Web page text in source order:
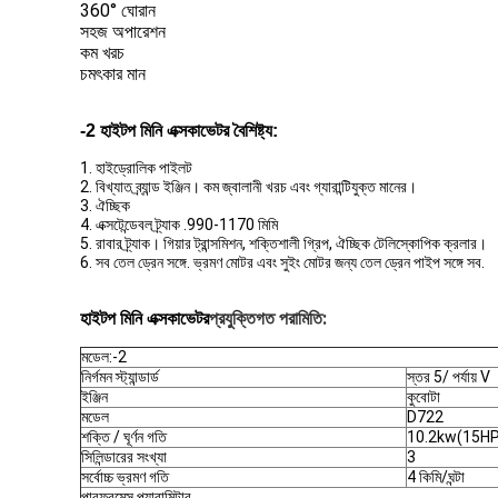
360° ঘোরান
সহজ অপারেশন
কম খরচ
চমৎকার মান
-2 হাইটপ মিনি এক্সকাভেটর বৈশিষ্ট্য:
1. হাইড্রোলিক পাইলট
2. বিখ্যাত ব্র্যান্ড ইঞ্জিন। কম জ্বালানী খরচ এবং গ্যারান্টিযুক্ত মানের।
3. ঐচ্ছিক
4. এক্সটেন্ডেবল ট্র্যাক .990-1170 মিমি
5. রাবার ট্র্যাক। গিয়ার ট্রান্সমিশন, শক্তিশালী গ্রিপ, ঐচ্ছিক টেলিস্কোপিক ক্রলার।
6. সব তেল ড্রেন সঙ্গে. ভ্রমণ মোটর এবং সুইং মোটর জন্য তেল ড্রেন পাইপ সঙ্গে সব.
হাইটপ মিনি এক্সকাভেটরপ্রযুক্তিগত পরামিতি:
মডেল:-2
নির্গমন স্ট্যান্ডার্ড
স্তর 5/ পর্যায় V
ইঞ্জিন
কুবোটা
মডেল
D722
শক্তি / ঘূর্ণন গতি
সিলিন্ডারের সংখ্যা
3
সর্বোচ্চ ভ্রমণ গতি
4 কিমি/ঘন্টা